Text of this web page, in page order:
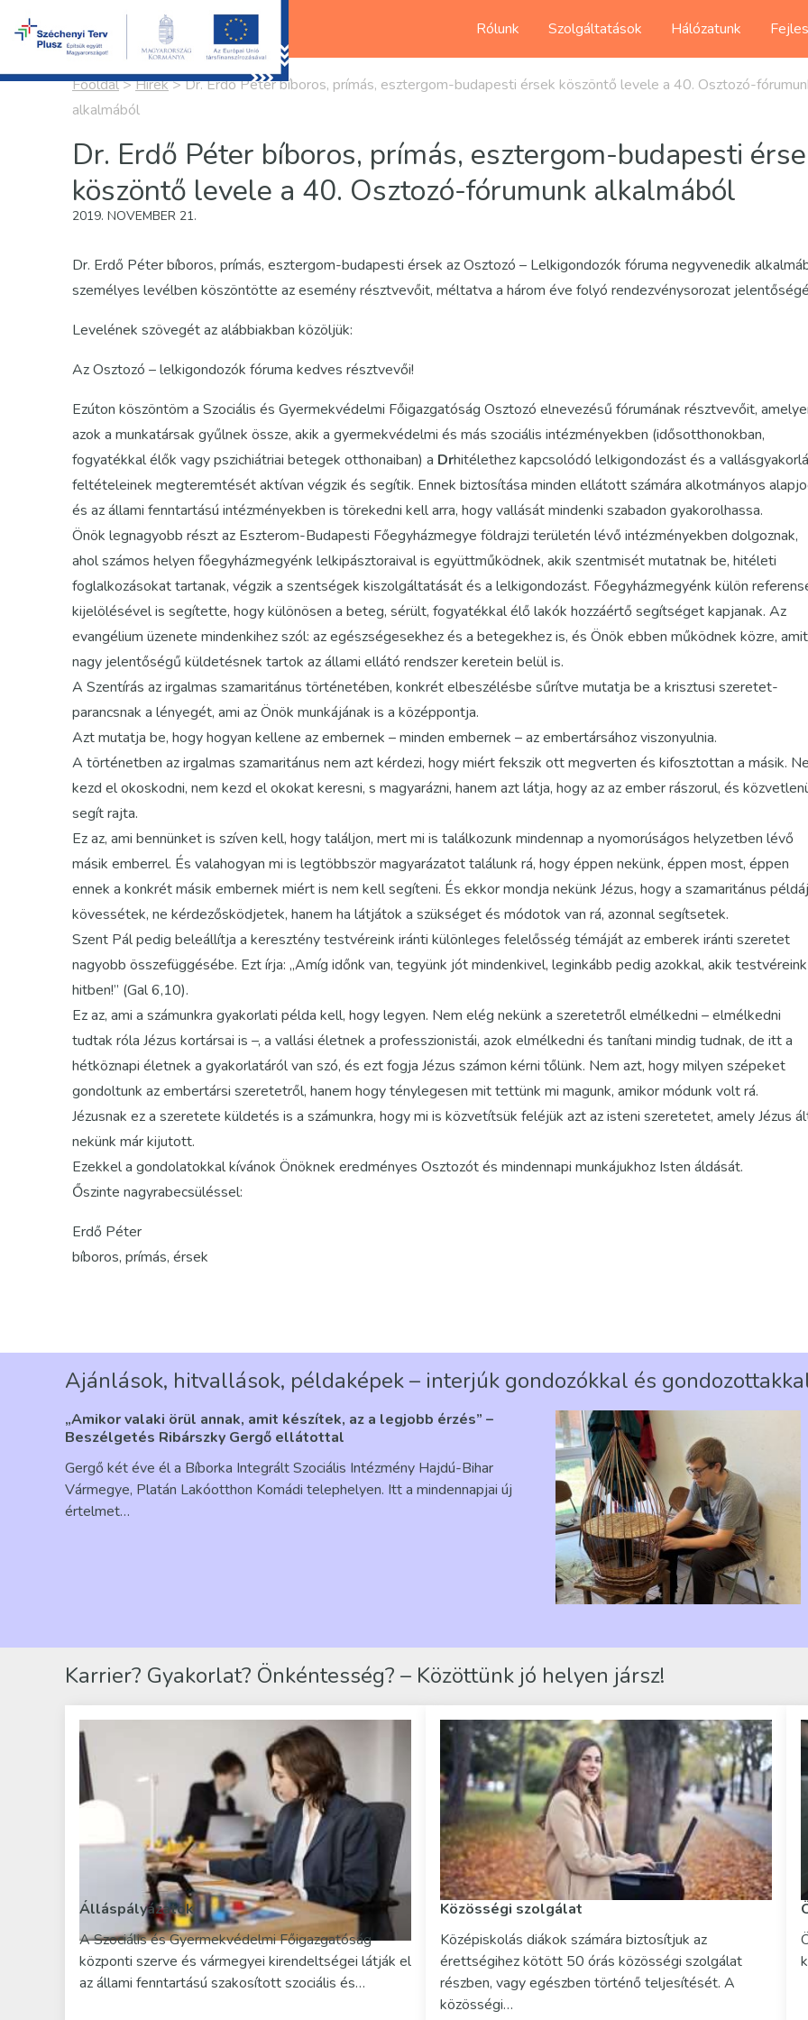
Rólunk Szolgáltatások Hálózatunk
Főoldal>Hírek>Dr. Erdő Péter bíboros, prímás, esztergom-budapesti érsek köszöntő levele a 40. Osztozó-
alkalmából
Dr. Erdő Péter bíboros, prímás, esztergom-budapesti
köszöntő levele a 40. Osztozó-fórumunk alkalmából
2019. NOVEMBER 21.
Dr. Erdő Péter bíboros, prímás, esztergom-budapesti érsek az Osztozó – Lelkigondozók fóruma negyvenedik
személyes levélben köszöntötte az esemény résztvevőit, méltatva a három éve folyó rendezvénysorozat
Levelének szövegét az alábbiakban közöljük:
Az Osztozó – lelkigondozók fóruma kedves résztvevői!
Ezúton köszöntöm a Szociális és Gyermekvédelmi Főigazgatóság Osztozó elnevezésű fórumának résztvevőit,
azok a munkatársak gyűlnek össze, akik a gyermekvédelmi és más szociális intézményekben (idősotthonokban,
fogyatékkal élők vagy pszichiátriai betegek otthonaiban) a Drhitélethez kapcsolódó lelkigondozást és a
feltételeinek megteremtését aktívan végzik és segítik. Ennek biztosítása minden ellátott számára alkotmányos
és az állami fenntartású intézményekben is törekedni kell arra, hogy vallását mindenki szabadon gyakorolhassa.
Önök legnagyobb részt az Eszterom-Budapesti Főegyházmegye földrajzi területén lévő intézményekben dolgoznak,
ahol számos helyen főegyházmegyénk lelkipásztoraival is együttműködnek, akik szentmisét mutatnak be, hitéleti
foglalkozásokat tartanak, végzik a szentségek kiszolgáltatását és a lelkigondozást. Főegyházmegyénk külön
kijelölésével is segítette, hogy különösen a beteg, sérült, fogyatékkal élő lakók hozzáértő segítséget kapjanak. Az
evangélium üzenete mindenkihez szól: az egészségesekhez és a betegekhez is, és Önök ebben működnek közre, amit
nagy jelentőségű küldetésnek tartok az állami ellátó rendszer keretein belül is.
A Szentírás az irgalmas szamaritánus történetében, konkrét elbeszélésbe sűrítve mutatja be a krisztusi szeretet-
parancsnak a lényegét, ami az Önök munkájának is a középpontja.
Azt mutatja be, hogy hogyan kellene az embernek – minden embernek – az embertársához viszonyulnia.
A történetben az irgalmas szamaritánus nem azt kérdezi, hogy miért fekszik ott megverten és kifosztottan a másik.
kezd el okoskodni, nem kezd el okokat keresni, s magyarázni, hanem azt látja, hogy az az ember rászorul, és
segít rajta.
Ez az, ami bennünket is szíven kell, hogy találjon, mert mi is találkozunk mindennap a nyomorúságos helyzetben lévő
másik emberrel. És valahogyan mi is legtöbbször magyarázatot találunk rá, hogy éppen nekünk, éppen most, éppen
ennek a konkrét másik embernek miért is nem kell segíteni. És ekkor mondja nekünk Jézus, hogy a szamaritánus
kövessétek, ne kérdezősködjetek, hanem ha látjátok a szükséget és módotok van rá, azonnal segítsetek.
Szent Pál pedig beleállítja a keresztény testvéreink iránti különleges felelősség témáját az emberek iránti szeretet
nagyobb összefüggésébe. Ezt írja: „Amíg időnk van, tegyünk jót mindenkivel, leginkább pedig azokkal, akik
hitben!” (Gal 6,10).
Ez az, ami a számunkra gyakorlati példa kell, hogy legyen. Nem elég nekünk a szeretetről elmélkedni – elmélkedni
tudtak róla Jézus kortársai is –, a vallási életnek a professzionistái, azok elmélkedni és tanítani mindig tudnak, de itt a
hétköznapi életnek a gyakorlatáról van szó, és ezt fogja Jézus számon kérni tőlünk. Nem azt, hogy milyen szépeket
gondoltunk az embertársi szeretetről, hanem hogy ténylegesen mit tettünk mi magunk, amikor módunk volt rá.
Jézusnak ez a szeretete küldetés is a számunkra, hogy mi is közvetítsük feléjük azt az isteni szeretetet, amely Jézus
nekünk már kijutott.
Ezekkel a gondolatokkal kívánok Önöknek eredményes Osztozót és mindennapi munkájukhoz Isten áldását.
Őszinte nagyrabecsüléssel:
Erdő Péter
bíboros, prímás, érsek
Ajánlások, hitvallások, példaképek – interjúk gondozókkal és
„Amikor valaki örül annak, amit készítek, az a legjobb érzés” –
Beszélgetés Ribárszky Gergő ellátottal
Gergő két éve él a Bíborka Integrált Szociális Intézmény Hajdú-Bihar
Vármegye, Platán Lakóotthon Komádi telephelyen. Itt a mindennapjai új
értelmet…
Karrier? Gyakorlat? Önkéntesség? – Közöttünk jó helyen jársz!
Álláspályázatok
A Szociális és Gyermekvédelmi Főigazgatóság
központi szerve és vármegyei kirendeltségei látják el
az állami fenntartású szakosított szociális és…
Közösségi szolgálat
Középiskolás diákok számára biztosítjuk az
érettségihez kötött 50 órás közösségi szolgálat
részben, vagy egészben történő teljesítését. A
közösségi…